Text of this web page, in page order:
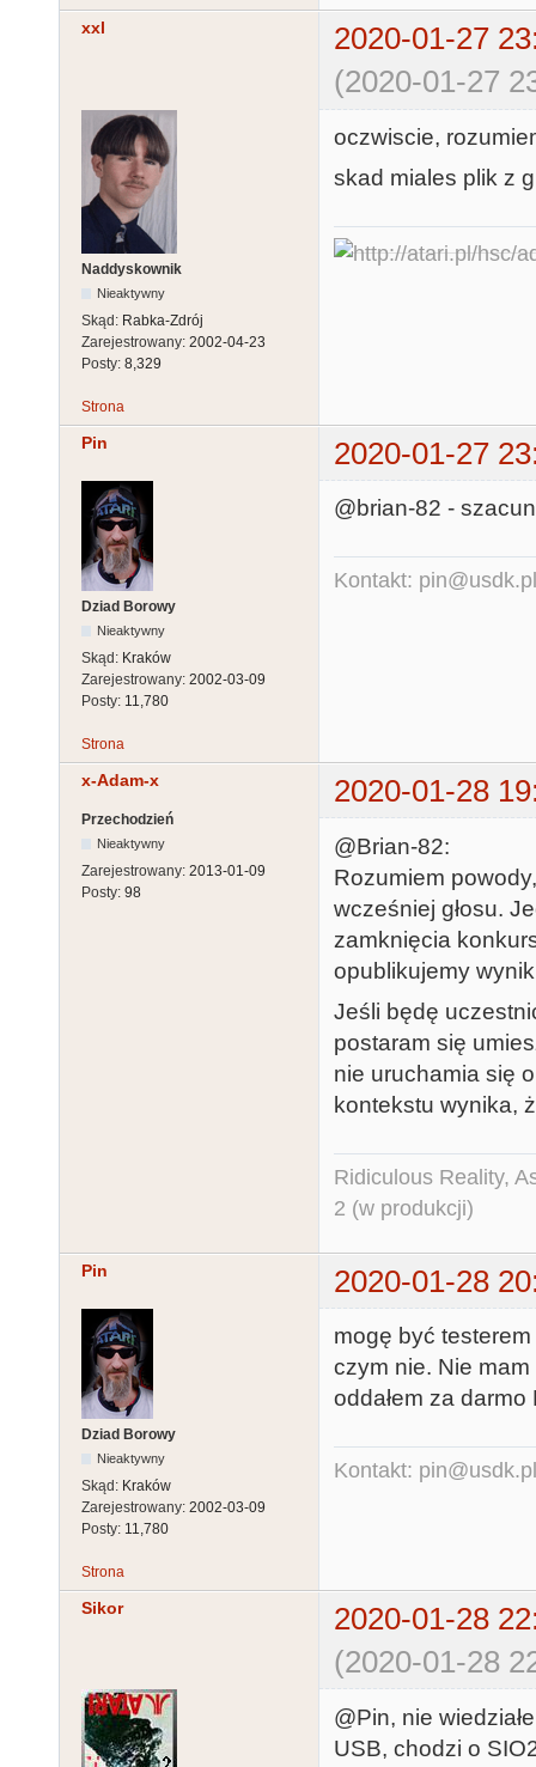
xxl
2020-01-27
(2020-01-27
Naddyskownik
Nieaktywny
Skąd: Rabka-Zdrój
Zarejestrowany: 2002-04-23
Posty: 8,329
oczwiscie,
skad miales plik z
Strona
Pin 2020-01-27
Dziad Borowy
Nieaktywny
Skąd: Kraków
Zarejestrowany: 2002-03-09
Posty: 11,780
@brian-82 -
Kontakt: pin@usdk.pl
Strona
x-Adam-x 2020-01-28
Przechodzień
Nieaktywny
Zarejestrowany: 2013-01-09
Posty: 98
@Brian-82:
Rozumiem
wcześniej głosu.
zamknięcia
opublikujemy
Jeśli będę
postaram się
nie uruchamia się
kontekstu wynika,
Ridiculous Reality,
2 (w produkcji)
Pin 2020-01-28
Dziad Borowy
Nieaktywny
Skąd: Kraków
Zarejestrowany: 2002-03-09
Posty: 11,780
mogę być
czym nie. Nie
oddałem za darmo
Kontakt: pin@usdk.pl
Strona
Sikor
2020-01-28
(2020-01-28
@Pin, nie
USB, chodzi o